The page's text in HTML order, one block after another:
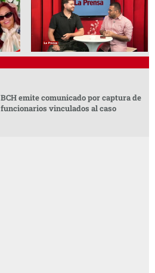
BCH emite comunicado por captura de
funcionarios vinculados al caso